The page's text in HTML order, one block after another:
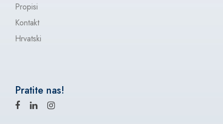
Propisi
Kontakt
Hrvatski
Pratite nas!